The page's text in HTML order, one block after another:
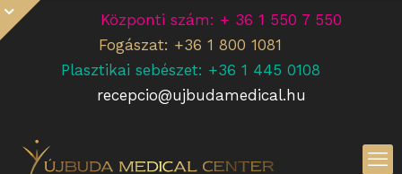
Központi szám: + 36 1 550 7 550
Fogászat: +36 1 800 1081
Plasztikai sebészet: +36 1 445 0108
recepcio@ujbudamedical.hu